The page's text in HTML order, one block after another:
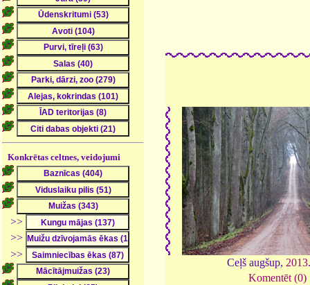
Konkrētas celtnes, veidojumi
>>
>>
>>
Ceļš augšup, 2013
Komentēt (0)